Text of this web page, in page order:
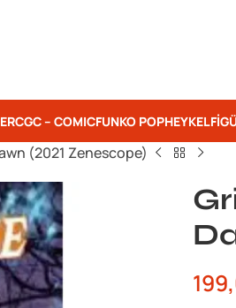
CGC – COMICFUNKO POPHEYKEL
(2021 Zenescope)